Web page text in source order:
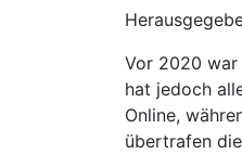
Vor 2020 war
hat jedoch
Online,
übertrafen